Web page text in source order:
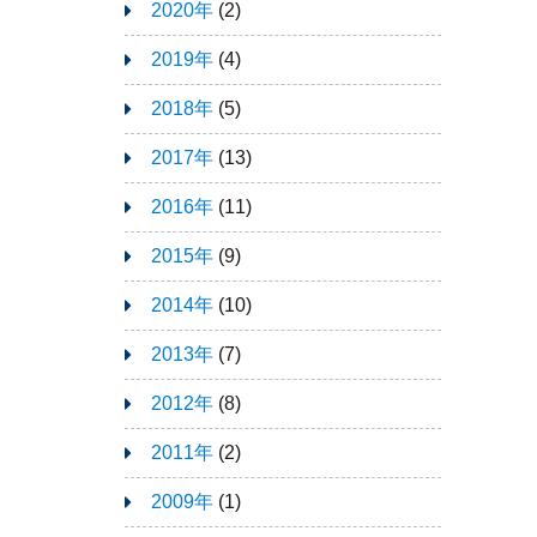
2020年 (2)
2019年 (4)
2018年 (5)
2017年 (13)
2016年 (11)
2015年 (9)
2014年 (10)
2013年 (7)
2012年 (8)
2011年 (2)
2009年 (1)